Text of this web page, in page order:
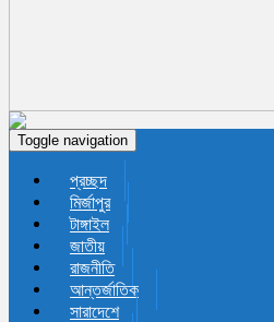
Toggle navigation
প্রচ্ছদ
মির্জাপুর
টাঙ্গাইল
জাতীয়
রাজনীতি
আন্তর্জাতিক
সারাদেশে